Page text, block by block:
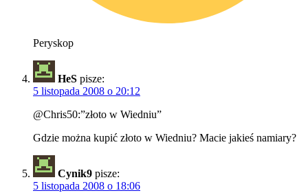
Peryskop
HeS pisze:
5 listopada 2008 o 20:12
@Chris50:”złoto w Wiedniu”
Gdzie można kupić złoto w Wiedniu? Macie jakieś namiary?
Cynik9 pisze:
5 listopada 2008 o 18:06